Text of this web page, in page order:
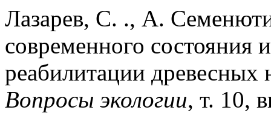
Лазарев, С. ., А.
современного состояния
реабилитации древесных
Вопросы экологии, т. 10,